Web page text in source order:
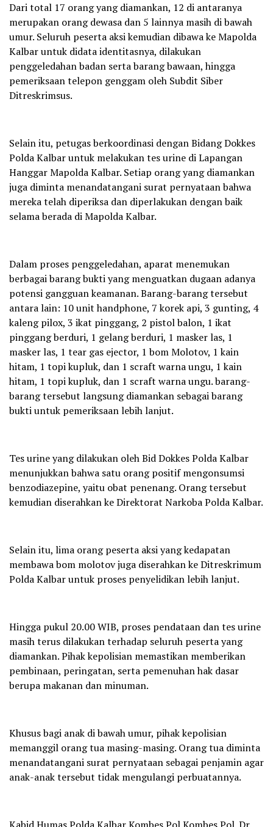
Dari total 17 orang yang diamankan, 12 di antaranya
merupakan orang dewasa dan 5 lainnya masih di bawah
umur. Seluruh peserta aksi kemudian dibawa ke Mapolda
Kalbar untuk didata identitasnya, dilakukan
penggeledahan badan serta barang bawaan, hingga
pemeriksaan telepon genggam oleh Subdit Siber
Ditreskrimsus.
Selain itu, petugas berkoordinasi dengan Bidang Dokkes
Polda Kalbar untuk melakukan tes urine di Lapangan
Hanggar Mapolda Kalbar. Setiap orang yang diamankan
juga diminta menandatangani surat pernyataan bahwa
mereka telah diperiksa dan diperlakukan dengan baik
selama berada di Mapolda Kalbar.
Dalam proses penggeledahan, aparat menemukan
berbagai barang bukti yang menguatkan dugaan adanya
potensi gangguan keamanan. Barang-barang tersebut
antara lain: 10 unit handphone, 7 korek api, 3 gunting, 4
kaleng pilox, 3 ikat pinggang, 2 pistol balon, 1 ikat
pinggang berduri, 1 gelang berduri, 1 masker las, 1
masker las, 1 tear gas ejector, 1 bom Molotov, 1 kain
hitam, 1 topi kupluk, dan 1 scraft warna ungu, 1 kain
hitam, 1 topi kupluk, dan 1 scraft warna ungu. barang-
barang tersebut langsung diamankan sebagai barang
bukti untuk pemeriksaan lebih lanjut.
Tes urine yang dilakukan oleh Bid Dokkes Polda Kalbar
menunjukkan bahwa satu orang positif mengonsumsi
benzodiazepine, yaitu obat penenang. Orang tersebut
kemudian diserahkan ke Direktorat Narkoba Polda Kalbar.
Selain itu, lima orang peserta aksi yang kedapatan
membawa bom molotov juga diserahkan ke Ditreskrimum
Polda Kalbar untuk proses penyelidikan lebih lanjut.
Hingga pukul 20.00 WIB, proses pendataan dan tes urine
masih terus dilakukan terhadap seluruh peserta yang
diamankan. Pihak kepolisian memastikan memberikan
pembinaan, peringatan, serta pemenuhan hak dasar
berupa makanan dan minuman.
Khusus bagi anak di bawah umur, pihak kepolisian
memanggil orang tua masing-masing. Orang tua diminta
menandatangani surat pernyataan sebagai penjamin agar
anak-anak tersebut tidak mengulangi perbuatannya.